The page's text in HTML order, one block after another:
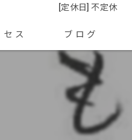
[定休日] 不定休
セス ブログ